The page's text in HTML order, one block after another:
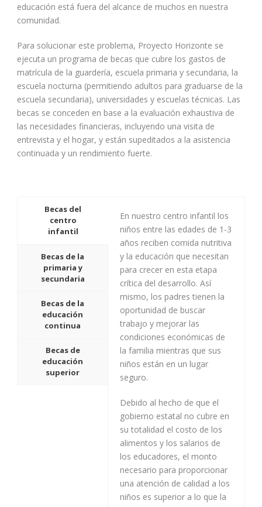
educación está fuera del alcance de muchos en nuestra
comunidad.
Para solucionar este problema, Proyecto Horizonte se
ejecuta un programa de becas que cubre los gastos de
matrícula de la guardería, escuela primaria y secundaria, la
escuela nocturna (permitiendo adultos para graduarse de la
escuela secundaria), universidades y escuelas técnicas. Las
becas se conceden en base a la evaluación exhaustiva de
las necesidades financieras, incluyendo una visita de
entrevista y el hogar, y están supeditados a la asistencia
continuada y un rendimiento fuerte.
Becas del
centro
infantil
Becas de la
primaria y
secundaria
Becas de la
educación
continua
Becas de
educación
superior
En nuestro centro infantil los
niños entre las edades de 1-3
años reciben comida nutritiva
y la educación que necesitan
para crecer en esta etapa
crítica del desarrollo. Así
mismo, los padres tienen la
oportunidad de buscar
trabajo y mejorar las
condiciones económicas de
la familia mientras que sus
niños están en un lugar
seguro.
Debido al hecho de que el
gobierno estatal no cubre en
su totalidad el costo de los
alimentos y los salarios de
los educadores, el monto
necesario para proporcionar
una atención de calidad a los
niños es superior a lo que la